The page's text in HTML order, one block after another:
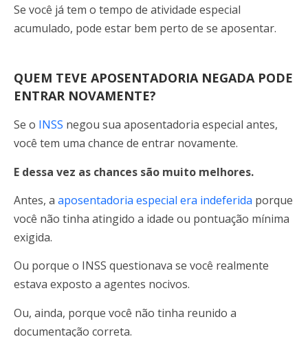
Se você já tem o tempo de atividade especial
acumulado, pode estar bem perto de se aposentar.
QUEM TEVE APOSENTADORIA NEGADA PODE
ENTRAR NOVAMENTE?
Se o INSS negou sua aposentadoria especial antes,
você tem uma chance de entrar novamente.
E dessa vez as chances são muito melhores.
Antes, a aposentadoria especial era indeferida porque
você não tinha atingido a idade ou pontuação mínima
exigida.
Ou porque o INSS questionava se você realmente
estava exposto a agentes nocivos.
Ou, ainda, porque você não tinha reunido a
documentação correta.